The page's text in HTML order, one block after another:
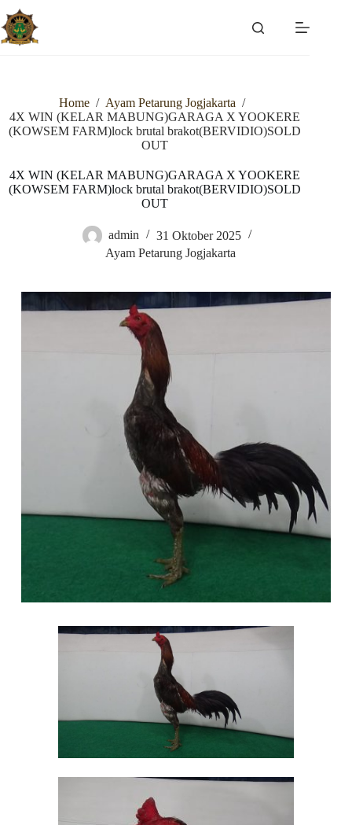
Skip
to
content
Home / Ayam Petarung Jogjakarta /
4X WIN (KELAR MABUNG)GARAGA X YOOKERE
(KOWSEM FARM)lock brutal brakot(BERVIDIO)SOLD
OUT
4X WIN (KELAR MABUNG)GARAGA X YOOKERE
(KOWSEM FARM)lock brutal brakot(BERVIDIO)SOLD
OUT
admin
31 Oktober 2025
Ayam Petarung Jogjakarta